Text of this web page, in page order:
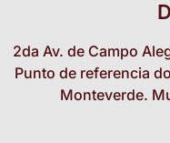
2da Av. de Campo
Punto de referencia
Monteverde.